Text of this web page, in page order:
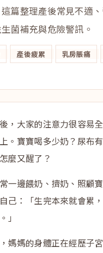
篇整理產後常見不適
菌補充與危險警訊。
產後疲累 乳房脹痛
，大家的注意力很容易
。寶寶喝多少奶？尿布
麼又醒了？
一邊餵奶、擠奶、照顧寶
己：「生完本來就會累
」
媽媽的身體正在經歷子